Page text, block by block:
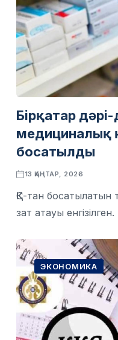
Бірқатар
медициналық
босатылды
13 ҚАҢТАР, 2026
ҚҚС-тан босатылатын
зат атауы енгізілген.
ЭКОНОМИКА